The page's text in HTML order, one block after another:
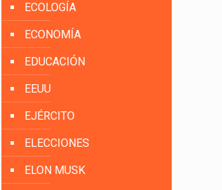
ECOLOGÍA
ECONOMÍA
EDUCACIÓN
EEUU
EJÉRCITO
ELECCIONES
ELON MUSK